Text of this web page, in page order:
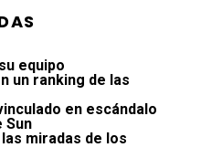
equipo
un ranking de las
en escándalo
Sun
miradas de los